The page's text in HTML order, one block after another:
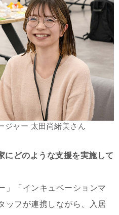
ジャー 太田尚緒美さん
どのような支援を実施して
」「インキュベーションマ
ッフが連携しながら、入居